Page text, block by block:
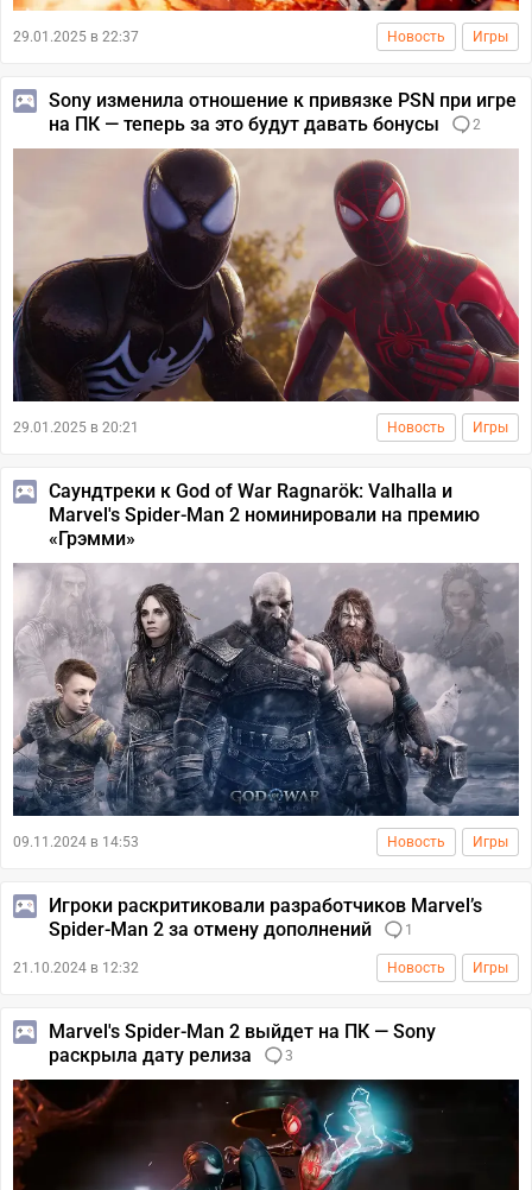
29.01.2025 в 22:37 Новость Игры
Sony изменила отношение к привязке PSN при игре
на ПК — теперь за это будут давать бонусы
2
29.01.2025 в 20:21 Новость Игры
Саундтреки к God of War Ragnarök: Valhalla и
Marvel's Spider-Man 2 номинировали на премию
«Грэмми»
09.11.2024 в 14:53 Новость Игры
Игроки раскритиковали разработчиков Marvel’s
Spider-Man 2 за отмену дополнений
1
21.10.2024 в 12:32 Новость Игры
Marvel's Spider-Man 2 выйдет на ПК — Sony
раскрыла дату релиза
3